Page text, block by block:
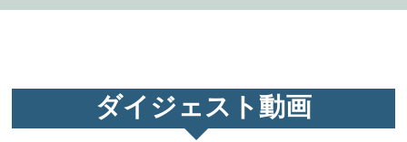
ダイジェスト動画